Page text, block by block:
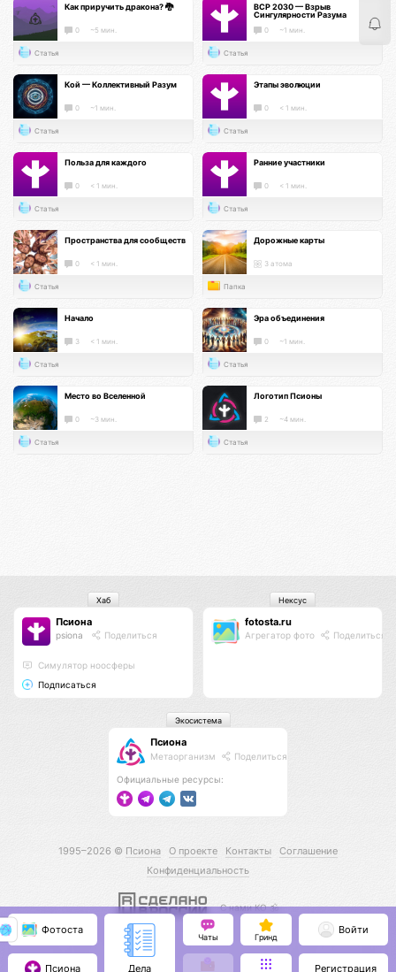
Как приручить дракона? 🐉
0 ~5 мин.
Статья
ВСР 2030 — Взрыв
Сингулярности Разума
0 ~1 мин.
Статья
Кой — Коллективный Разум
0 ~1 мин.
Статья
Этапы эволюции
0 < 1 мин.
Статья
Польза для каждого
0 < 1 мин.
Статья
Ранние участники
0 < 1 мин.
Статья
Пространства для сообществ
0 < 1 мин.
Статья
Дорожные карты
3 атома
Папка
Начало
3 < 1 мин.
Статья
Эра объединения
0 ~1 мин.
Статья
Место во Вселенной
0 ~3 мин.
Статья
Логотип Псионы
2 ~4 мин.
Статья
Псиона
psiona Поделиться
Cимулятор ноосферы
Подписаться
Хаб
fotosta.ru
Агрегатор фото Поделиться
Нексус
Псиона
Метаорганизм Поделиться
Официальные ресурсы:
Экосистема
1995–2026 © Псиона О проекте Контакты
Соглашение
Конфиденциальность
С нами КО 🕉️
Фотоста
Псиона Дела
Чаты Гринд
Войти
Регистрация